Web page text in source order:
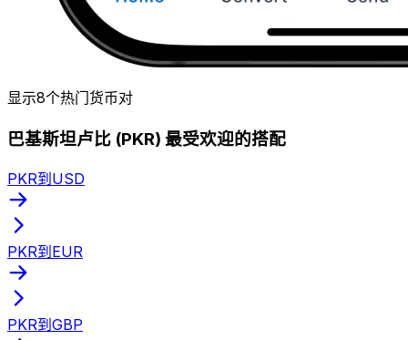
显示8个热门货币对
巴基斯坦卢比 (PKR) 最受欢迎的搭配
PKR到USD
PKR到EUR
PKR到GBP